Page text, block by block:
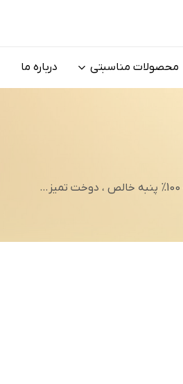
محصولات مناسبتی درباره ما